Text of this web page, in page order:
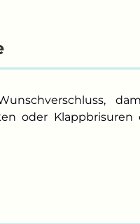
oder Klappbrisuren